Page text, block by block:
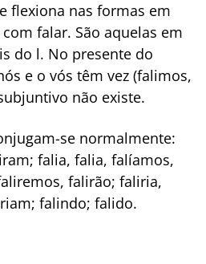
flexiona nas formas em
falar. São aquelas em
do l. No presente do
e o vós têm vez (falimos,
não existe.
se normalmente:
falia, falia, falíamos,
falirão; faliria,
falindo; falido.